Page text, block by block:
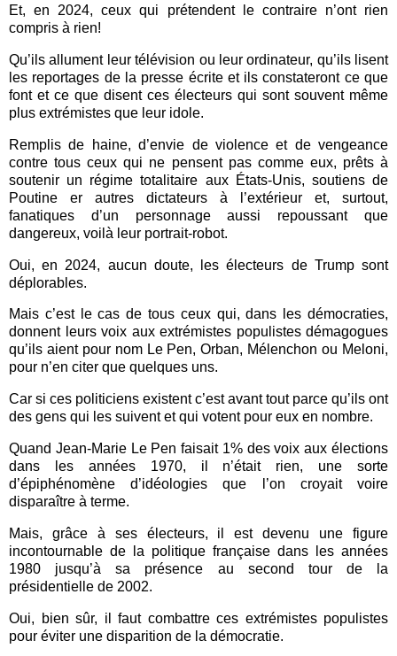
Et, en 2024, ceux qui prétendent le contraire n’ont rien
compris à rien!
Qu’ils allument leur télévision ou leur ordinateur, qu’ils lisent
les reportages de la presse écrite et ils constateront ce que
font et ce que disent ces électeurs qui sont souvent même
plus extrémistes que leur idole.
Remplis de haine, d’envie de violence et de vengeance
contre tous ceux qui ne pensent pas comme eux, prêts à
soutenir un régime totalitaire aux États-Unis, soutiens de
Poutine er autres dictateurs à l’extérieur et, surtout,
fanatiques d’un personnage aussi repoussant que
dangereux, voilà leur portrait-robot.
Oui, en 2024, aucun doute, les électeurs de Trump sont
déplorables.
Mais c’est le cas de tous ceux qui, dans les démocraties,
donnent leurs voix aux extrémistes populistes démagogues
qu’ils aient pour nom Le Pen, Orban, Mélenchon ou Meloni,
pour n’en citer que quelques uns.
Car si ces politiciens existent c’est avant tout parce qu’ils ont
des gens qui les suivent et qui votent pour eux en nombre.
Quand Jean-Marie Le Pen faisait 1% des voix aux élections
dans les années 1970, il n’était rien, une sorte
d’épiphénomène d’idéologies que l’on croyait voire
disparaître à terme.
Mais, grâce à ses électeurs, il est devenu une figure
incontournable de la politique française dans les années
1980 jusqu’à sa présence au second tour de la
présidentielle de 2002.
Oui, bien sûr, il faut combattre ces extrémistes populistes
pour éviter une disparition de la démocratie.